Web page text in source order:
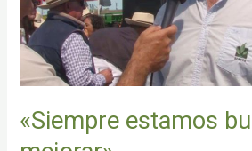
«Siempre estamos